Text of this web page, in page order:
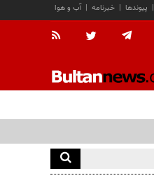
آب و هوا | خبرنامه | پیوندها |